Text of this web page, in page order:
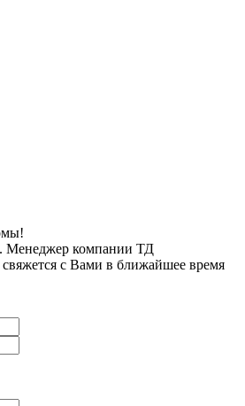
Менеджер компании ТД
с Вами в ближайшее время